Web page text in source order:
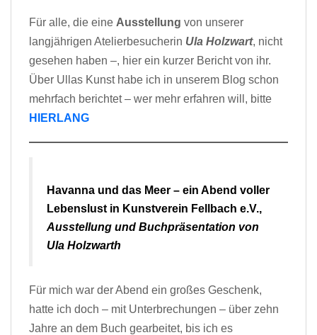
Für alle, die eine Ausstellung von unserer
langjährigen Atelierbesucherin Ula Holzwart, nicht
gesehen haben –, hier ein kurzer Bericht von ihr.
Über Ullas Kunst habe ich in unserem Blog schon
mehrfach berichtet – wer mehr erfahren will, bitte
HIERLANG
Havanna und das Meer – ein Abend voller
Lebenslust in Kunstverein Fellbach e.V.,
Ausstellung und Buchpräsentation von
Ula Holzwarth
Für mich war der Abend ein großes Geschenk,
hatte ich doch – mit Unterbrechungen – über zehn
Jahre an dem Buch gearbeitet, bis ich es